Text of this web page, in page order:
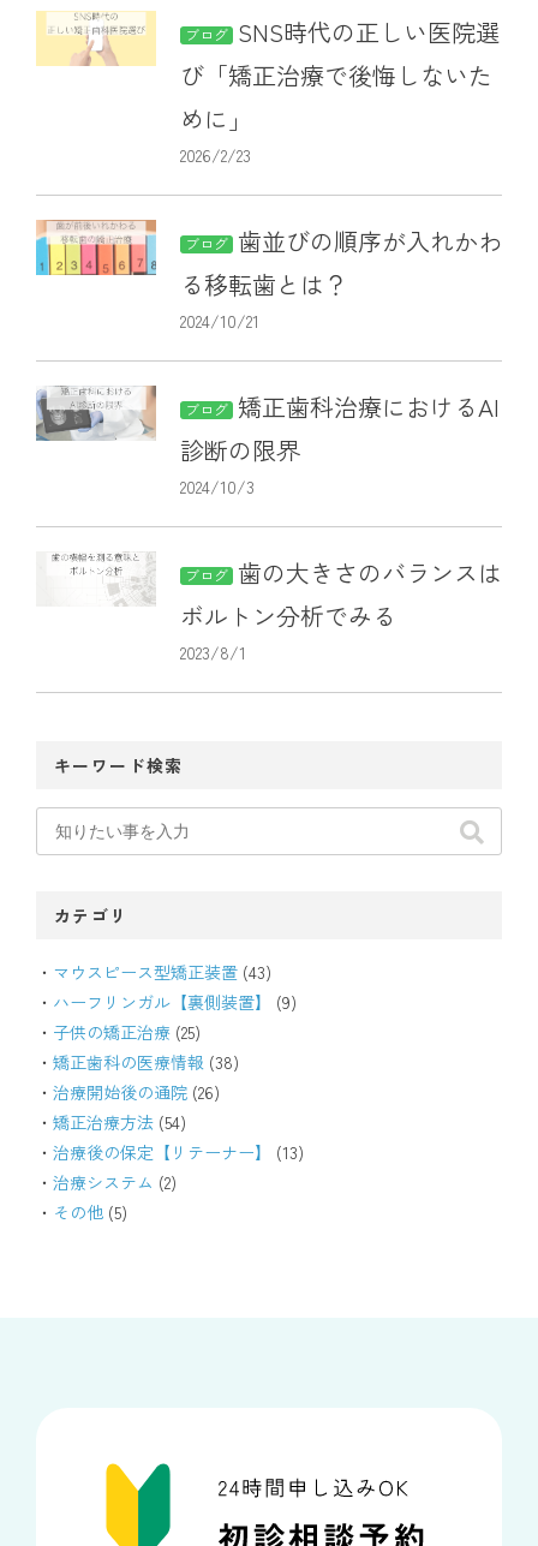
ブログ SNS時代の正しい医院選
び「矯正治療で後悔しないた
めに」
2026/2/23
ブログ 歯並びの順序が入れかわ
る移転歯とは？
2024/10/21
ブログ 矯正歯科治療におけるAI
診断の限界
2024/10/3
ブログ 歯の大きさのバランスは
ボルトン分析でみる
2023/8/1
キーワード検索
カテゴリ
マウスピース型矯正装置 (43)
ハーフリンガル【裏側装置】
(9)
子供の矯正治療 (25)
矯正歯科の医療情報 (38)
治療開始後の通院 (26)
矯正治療方法 (54)
治療後の保定【リテーナー】
(13)
治療システム (2)
その他 (5)